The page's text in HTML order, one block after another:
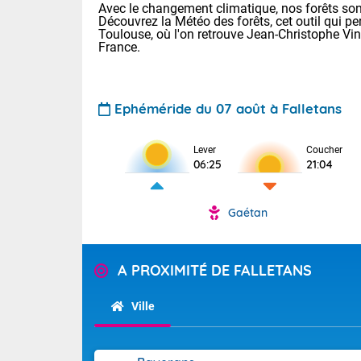
Pour la
Tendance
Avec le changement climatique, nos forêts
Découvrez la Météo des forêts, cet outil qui
Toulouse, où l'on retrouve Jean-Christophe
France.
Ephéméride du 07 août à Falletans
Lever
06:25
Coucher
21:04
Gaétan
A PROXIMITÉ DE FALLETANS
Ville
Voici les
28 Lyon :
: 27 Nancy :
31 Lille : 26
Demain :
Calme,
alors que la